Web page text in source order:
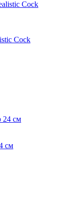
Cock
см